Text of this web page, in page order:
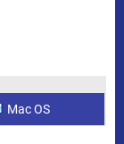
Mac OS